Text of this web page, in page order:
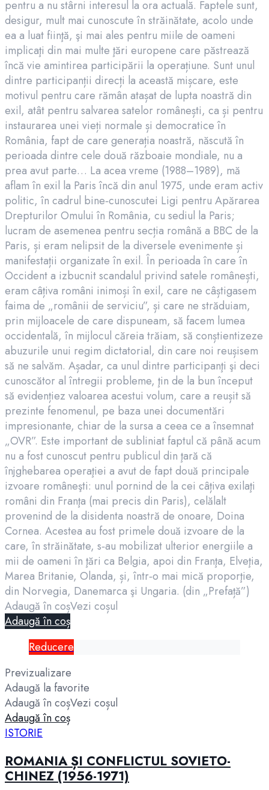
pentru a nu stârni interesul la ora actuală. Faptele sunt,
desigur, mult mai cunoscute în străinătate, acolo unde
ea a luat fiinţă, şi mai ales pentru miile de oameni
implicaţi din mai multe ţări europene care păstrează
încă vie amintirea participării la operațiune. Sunt unul
dintre participanții direcți la această mișcare, este
motivul pentru care rămân atașat de lupta noastră din
exil, atât pentru salvarea satelor românești, ca și pentru
instaurarea unei vieți normale și democratice în
România, fapt de care generația noastră, născută în
perioada dintre cele două războaie mondiale, nu a
prea avut parte… La acea vreme (1988–1989), mă
aflam în exil la Paris încă din anul 1975, unde eram activ
politic, în cadrul bine‑cunoscutei Ligi pentru Apărarea
Drepturilor Omului în România, cu sediul la Paris;
lucram de asemenea pentru secția română a BBC de la
Paris, și eram nelipsit de la diversele evenimente și
manifestații organizate în exil. În perioada în care în
Occident a izbucnit scandalul privind satele românești,
eram câțiva români inimoși în exil, care ne câștigasem
faima de „românii de serviciu”, și care ne străduiam,
prin mijloacele de care dispuneam, să facem lumea
occidentală, în mijlocul căreia trăiam, să conștientizeze
abuzurile unui regim dictatorial, din care noi reușisem
să ne salvăm. Așadar, ca unul dintre participanţi şi deci
cunoscător al întregii probleme, ţin de la bun început
să evidențiez valoarea acestui volum, care a reușit să
prezinte fenomenul, pe baza unei documentări
impresionante, chiar de la sursa a ceea ce a însemnat
„OVR”. Este important de subliniat faptul că până acum
nu a fost cunoscut pentru publicul din ţară că
înjghebarea operaţiei a avut de fapt două principale
izvoare româneşti: unul pornind de la cei câțiva exilaţi
români din Franţa (mai precis din Paris), celălalt
provenind de la disidenta noastră de onoare, Doina
Cornea. Acestea au fost primele două izvoare de la
care, în străinătate, s‑au mobilizat ulterior energiile a
mii de oameni în ţări ca Belgia, apoi din Franţa, Elveţia,
Marea Britanie, Olanda, și, într‑o mai mică proporţie,
din Norvegia, Danemarca şi Ungaria. (din „Prefață”)
Adaugă în coșVezi coșul
Adaugă în coș
Reducere
Previzualizare
Adaugă la favorite
Adaugă în coșVezi coșul
Adaugă în coș
ISTORIE
ROMANIA ȘI CONFLICTUL SOVIETO-
CHINEZ (1956-1971)